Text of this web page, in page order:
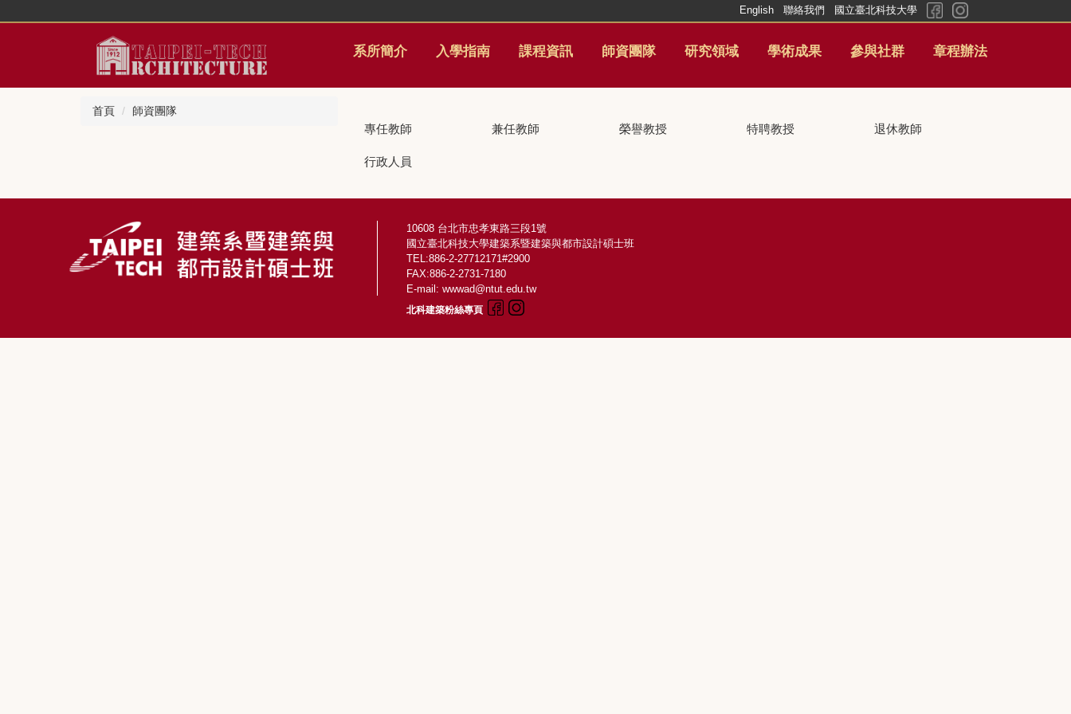
系所簡介 入學指南 課程資訊 師資團隊 研究領域 學術成果 參與社群 章程辦法
English 聯絡我們 國立臺北科技大學
首頁 師資團隊
專任教師 兼任教師 榮譽教授 特聘教授 退休教師
行政人員
10608 台北市忠孝東路三段1號
國立臺北科技大學建築系暨建築與都市設計碩士班
TEL:886-2-27712171#2900
FAX:886-2-2731-7180
E-mail: wwwad@ntut.edu.tw
北科建築粉絲專頁